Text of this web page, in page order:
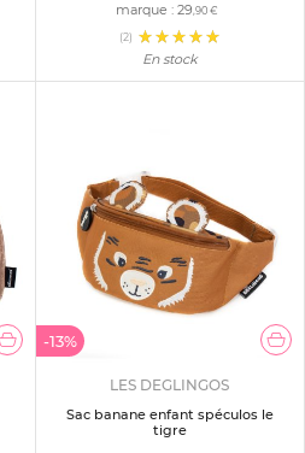
marque :29,90 €
(2)
En stock
-13%
LES DEGLINGOS
Sac banane enfant spéculos le
tigre